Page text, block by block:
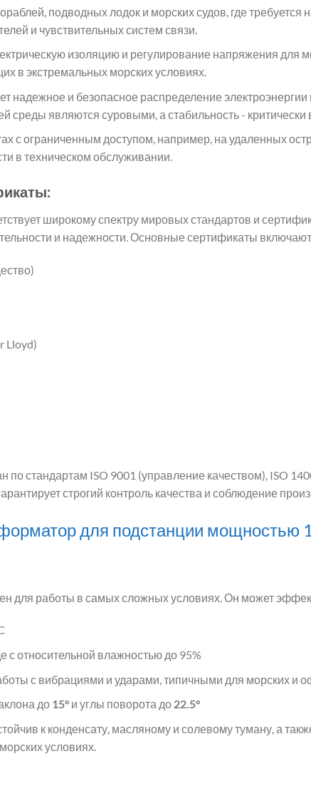
подводных лодок и морских судов, где
и чувствительных систем связи.
изоляцию и регулирование напряжения для
в экстремальных морских условиях.
надежное и безопасное распределение
среды являются суровыми, а стабильность - критически
с ограниченным доступом, например, на удаленных
в техническом обслуживании.
широкому спектру мировых стандартов и
и надежности. Основные сертификаты
Lloyd)
по стандартам ISO 9001 (управление качеством), ISO
строгий контроль качества и соблюдение
для подстанции мощностью
для работы в самых сложных условиях. Он может
с относительной влажностью до 95%
с вибрациями и ударами, типичными для морских и
до 15°и углы поворота до 22.5°
к конденсату, масляному и солевому туману, а
условиях.